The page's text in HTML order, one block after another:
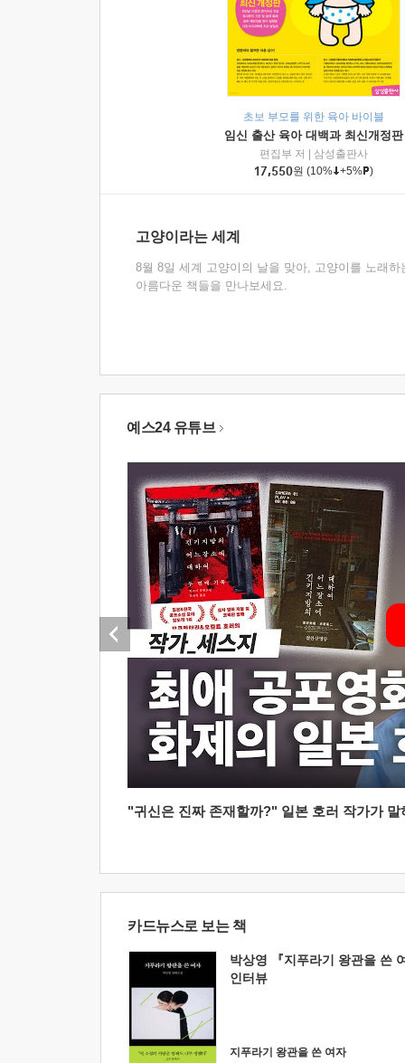
초보 부모를 위한 육아 바이블
임신 출산 육아 대백과 최신개정판
편집부 저
삼성출판사
17,550원 (10% +5% )
고양이라는 세계
8월 8일 세계 고양이의 날을 맞아, 고양이를 노래하
아름다운 책들을 만나보세요.
예스24 유튜브
"귀신은 진짜 존재할까?" 일본 호러 작가가
카드뉴스로 보는 책
박상영 『지푸라기 왕관을 쓴
인터뷰
지푸라기 왕관을 쓴 여자